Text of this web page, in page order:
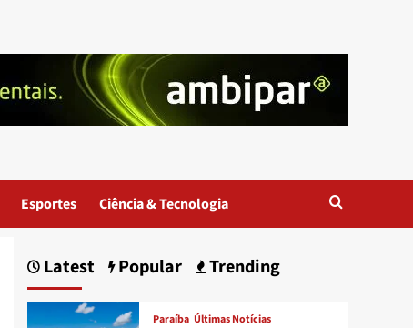
Esportes Ciência & Tecnologia
Latest Popular Trending
Paraíba Últimas Notícias